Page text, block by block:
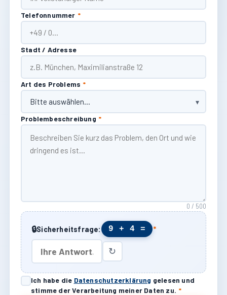
Telefonnummer *
Stadt / Adresse
Art des Problems *
Problembeschreibung *
0 / 500
🔒Sicherheitsfrage: 9 + 4 = *
↻
Ich habe die Datenschutzerklärung gelesen und
stimme der Verarbeitung meiner Daten zu. *